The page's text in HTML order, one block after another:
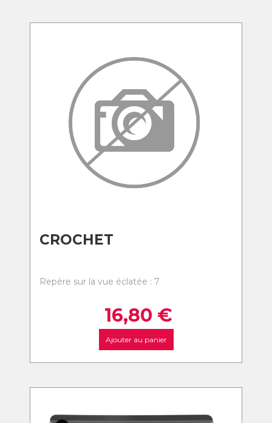
CROCHET
Repère sur la vue éclatée : 7
16,80 €
Ajouter au panier